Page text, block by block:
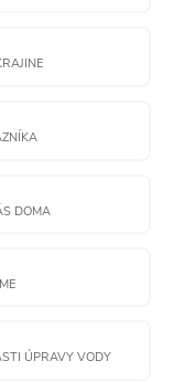
DOMA
ÚPRAVY VODY